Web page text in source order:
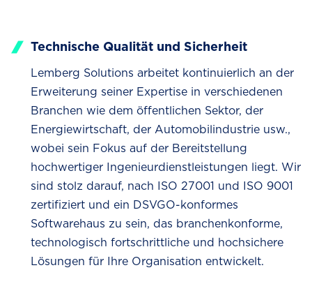
Technische Qualität und Sicherheit
Lemberg Solutions arbeitet kontinuierlich an der
Erweiterung seiner Expertise in verschiedenen
Branchen wie dem öffentlichen Sektor, der
Energiewirtschaft, der Automobilindustrie usw.,
wobei sein Fokus auf der Bereitstellung
hochwertiger Ingenieurdienstleistungen liegt. Wir
sind stolz darauf, nach ISO 27001 und ISO 9001
zertifiziert und ein DSVGO-konformes
Softwarehaus zu sein, das branchenkonforme,
technologisch fortschrittliche und hochsichere
Lösungen für Ihre Organisation entwickelt.